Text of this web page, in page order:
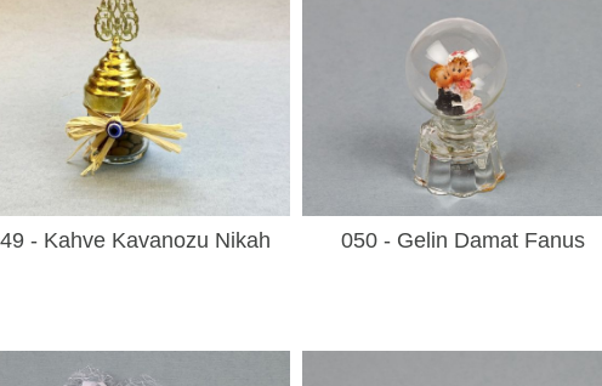
- Kahve Kavanozu Nikah
050 - Gelin Damat Fanus